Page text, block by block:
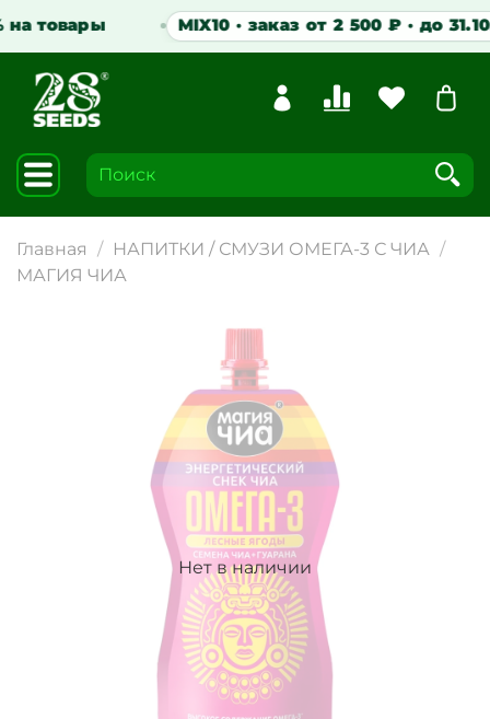
товары MIX10 · заказ от 2 500 ₽ · до
Главная
НАПИТКИ / СМУЗИ ОМЕГА-3 С ЧИА
МАГИЯ ЧИА
Нет в наличии